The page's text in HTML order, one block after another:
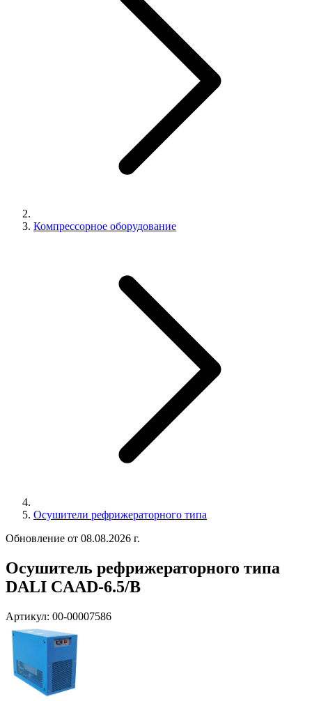
Компрессорное оборудование
Осушители рефрижераторного типа
Обновление от 08.08.2026 г.
Осушитель рефрижераторного типа
DALI CAAD-6.5/B
Артикул: 00-00007586